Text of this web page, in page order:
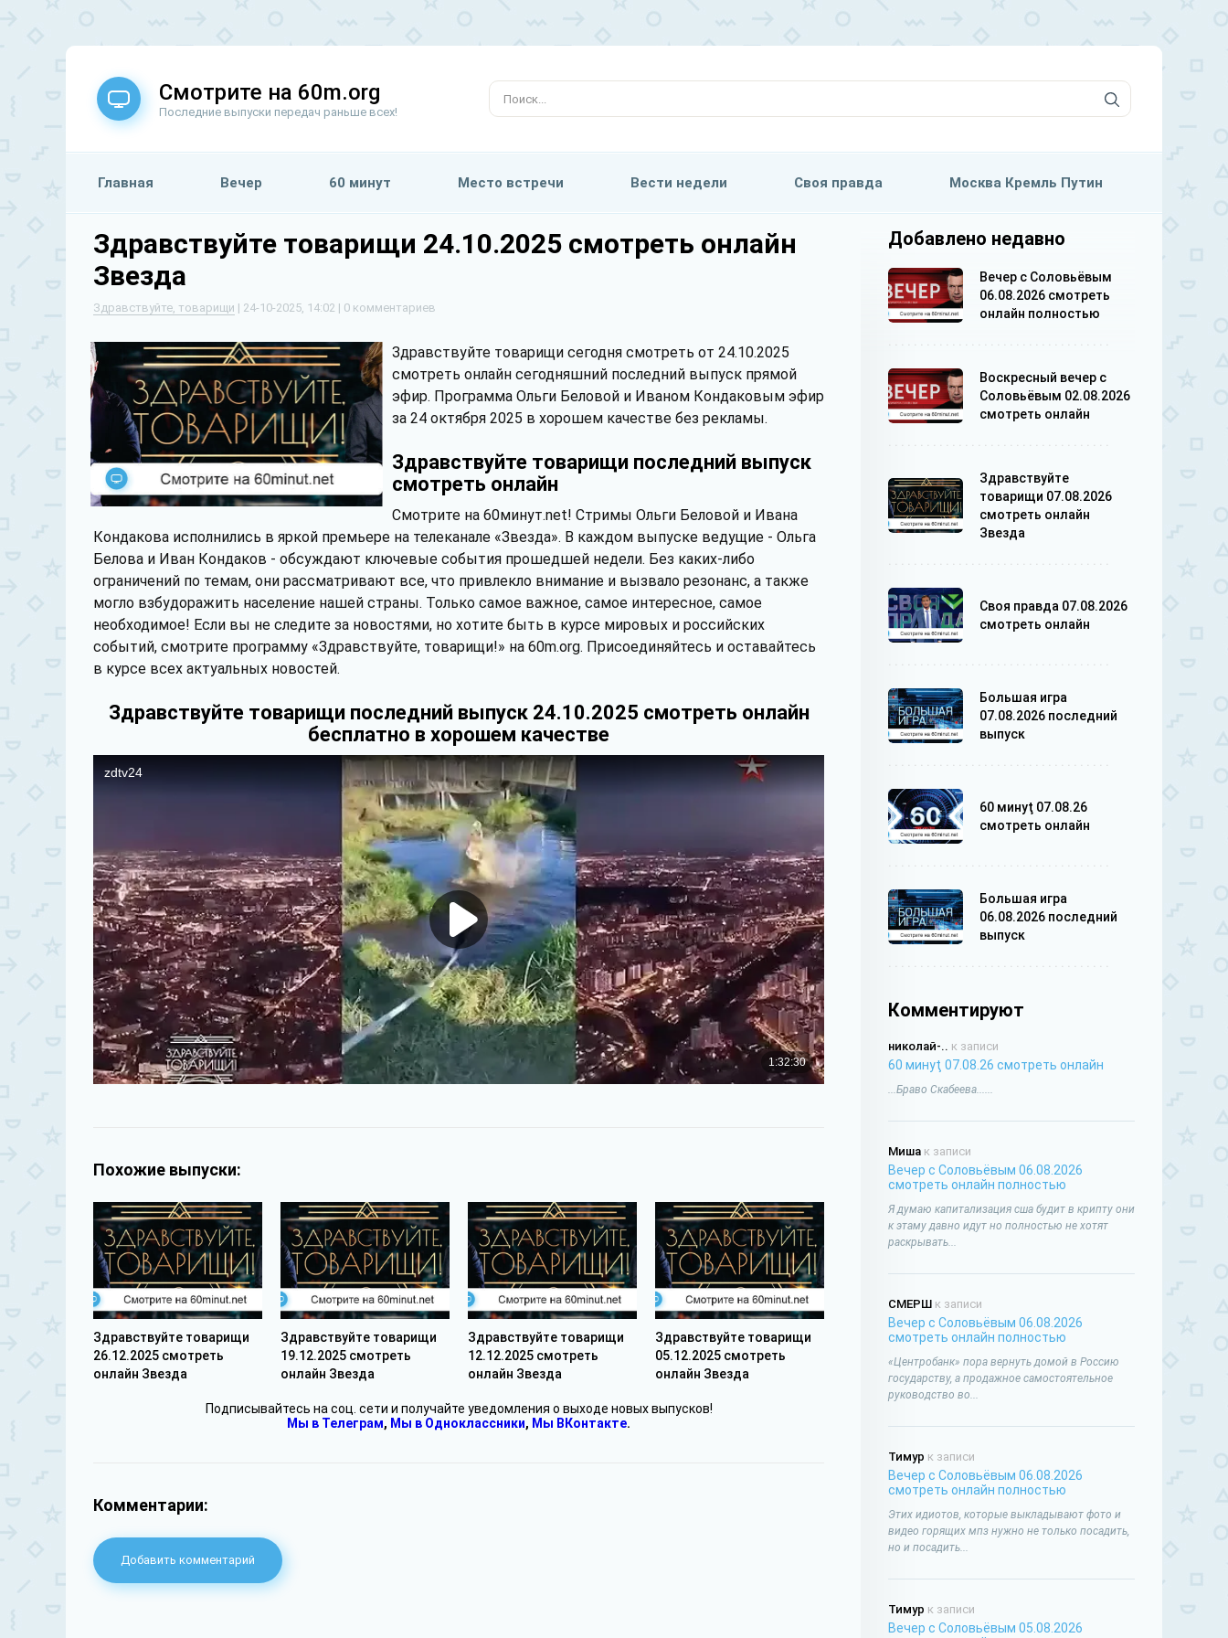
Смотрите на 60m.org
Последние выпуски передач раньше всех!
Главная Вечер 60 минут Место встречи Вести недели Своя правда Москва Кремль Путин
Здравствуйте товарищи 24.10.2025 смотреть онлайн
Звезда
Здравствуйте, товарищи | 24-10-2025, 14:02 | 0 комментариев
Здравствуйте товарищи сегодня смотреть от 24.10.2025
смотреть онлайн сегодняшний последний выпуск прямой
эфир. Программа Ольги Беловой и Иваном Кондаковым эфир
за 24 октября 2025 в хорошем качестве без рекламы.
Здравствуйте товарищи последний выпуск
смотреть онлайн
Смотрите на 60минут.nеt! Стримы Ольги Беловой и Ивана
Кондакова исполнились в яркой премьере на телеканале «Звезда». В каждом выпуске ведущие - Ольга
Белова и Иван Кондаков - обсуждают ключевые события прошедшей недели. Без каких-либо
ограничений по темам, они рассматривают все, что привлекло внимание и вызвало резонанс, а также
могло взбудоражить население нашей страны. Только самое важное, самое интересное, самое
необходимое! Если вы не следите за новостями, но хотите быть в курсе мировых и российских
событий, смотрите программу «Здравствуйте, товарищи!» на 60m.org. Присоединяйтесь и оставайтесь
в курсе всех актуальных новостей.
Здравствуйте товарищи последний выпуск 24.10.2025 смотреть онлайн
бесплатно в хорошем качестве
Похожие выпуски:
Здравствуйте товарищи
26.12.2025 смотреть
онлайн Звезда
Здравствуйте товарищи
19.12.2025 смотреть
онлайн Звезда
Здравствуйте товарищи
12.12.2025 смотреть
онлайн Звезда
Здравствуйте товарищи
05.12.2025 смотреть
онлайн Звезда
Подписывайтесь на соц. сети и получайте уведомления о выходе новых выпусков!
Мы в Телеграм, Мы в Одноклассники, Мы ВКонтакте.
Комментарии:
Добавить комментарий
Добавлено недавно
Вечер с Соловьёвым
06.08.2026 смотреть
онлайн полностью
Воскресный вечер с
Соловьёвым 02.08.2026
смотреть онлайн
Здравствуйте
товарищи 07.08.2026
смотреть онлайн
Звезда
Своя правда 07.08.2026
смотреть онлайн
Большая игра
07.08.2026 последний
выпуск
60 минуţ 07.08.26
смотреть онлайн
Большая игра
06.08.2026 последний
выпуск
Комментируют
николай-.. к записи
60 минуţ 07.08.26 смотреть онлайн
...Браво Скабеева......
Миша к записи
Вечер с Соловьёвым 06.08.2026
смотреть онлайн полностью
Я думаю капитализация сша будит в крипту они
к этаму давно идут но полностью не хотят
раскрывать...
СМЕРШ к записи
Вечер с Соловьёвым 06.08.2026
смотреть онлайн полностью
«Центробанк» пора вернуть домой в Россию
государству, а продажное самостоятельное
руководство во...
Тимур к записи
Вечер с Соловьёвым 06.08.2026
смотреть онлайн полностью
Этих идиотов, которые выкладывают фото и
видео горящих мпз нужно не только посадить,
но и посадить...
Тимур к записи
Вечер с Соловьёвым 05.08.2026